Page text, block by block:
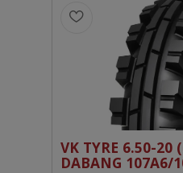
VK TYRE 6.50-20
DABANG 107A6/